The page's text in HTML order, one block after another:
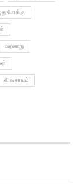
வரலாறு
விவசாயம்